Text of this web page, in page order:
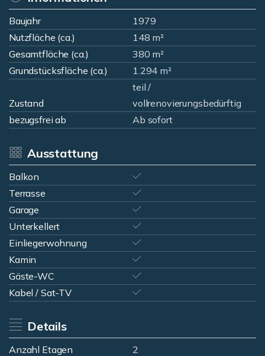
Baujahr
1979
Nutzfläche (ca.)
148 m²
Gesamtfläche (ca.)
380 m²
Grundstücksfläche (ca.)
1.294 m²
Zustand
teil /
vollrenovierungsbedürftig
bezugsfrei ab
Ab sofort
Ausstattung
Balkon
Terrasse
Garage
Unterkellert
Einliegerwohnung
Kamin
Gäste-WC
Kabel / Sat-TV
Details
Anzahl Etagen
2